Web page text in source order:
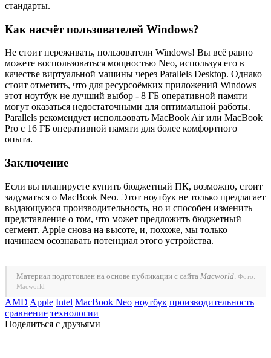
стандарты.
Как насчёт пользователей Windows?
Не стоит переживать, пользователи Windows! Вы всё равно
можете воспользоваться мощностью Neo, используя его в
качестве виртуальной машины через Parallels Desktop. Однако
стоит отметить, что для ресурсоёмких приложений Windows
этот ноутбук не лучший выбор - 8 ГБ оперативной памяти
могут оказаться недостаточными для оптимальной работы.
Parallels рекомендует использовать MacBook Air или MacBook
Pro с 16 ГБ оперативной памяти для более комфортного
опыта.
Заключение
Если вы планируете купить бюджетный ПК, возможно, стоит
задуматься о MacBook Neo. Этот ноутбук не только предлагает
выдающуюся производительность, но и способен изменить
представление о том, что может предложить бюджетный
сегмент. Apple снова на высоте, и, похоже, мы только
начинаем осознавать потенциал этого устройства.
Материал подготовлен на основе публикации с сайта Macworld Фото:
Macworld
AMD Apple Intel MacBook Neo ноутбук производительность
сравнение технологии
Поделиться с друзьями